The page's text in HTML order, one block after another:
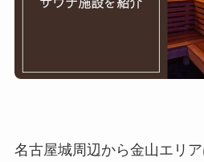
名古屋城周辺から金山エリ